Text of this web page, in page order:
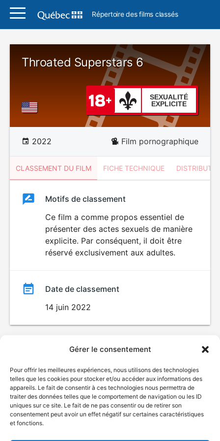
Gérer le consentement
Pour offrir les meilleures expériences, nous utilisons des technologies
telles que les cookies pour stocker et/ou accéder aux informations des
appareils. Le fait de consentir à ces technologies nous permettra de
traiter des données telles que le comportement de navigation ou les ID
uniques sur ce site. Le fait de ne pas consentir ou de retirer son
consentement peut avoir un effet négatif sur certaines caractéristiques
et fonctions.
Répertoire des films classés
Throated Superstars 6
SEXUALITÉ
EXPLICITE
2022 Film pornographique
CLASSEMENT DU FILM FICHE TECHNIQUE
ClassementClassement
SEXUALITÉ
EXPLICITE
Motifs de classement
Ce film a comme propos essentiel de
présenter des actes sexuels de manière
explicite. Par conséquent, il doit être
réservé exclusivement aux adultes.
Date de classement
14 juin 2022